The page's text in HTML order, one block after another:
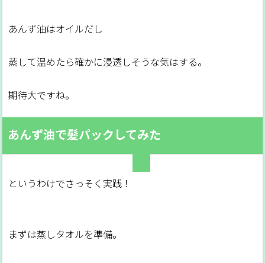
あんず油はオイルだし
蒸して温めたら確かに浸透しそうな気はする。
期待大ですね。
あんず油で髪パックしてみた
というわけでさっそく実践！
まずは蒸しタオルを準備。